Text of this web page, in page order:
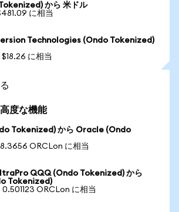
から 米ドル
に相当
Technologies (Ondo Tokenized)
に相当
度な機能
Tokenized) から Oracle (Ondo
ORCLon に相当
QQQ (Ondo Tokenized) から
Tokenized)
ORCLon に相当